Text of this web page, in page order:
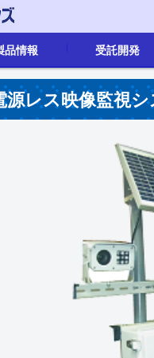
品情報
声配信
識
リューション
ード
グ
受託開発
画像処理
源レス映像監視